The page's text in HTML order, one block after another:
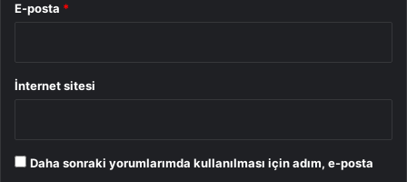
E-posta *
İnternet sitesi
Daha sonraki yorumlarımda kullanılması için adım, e-posta